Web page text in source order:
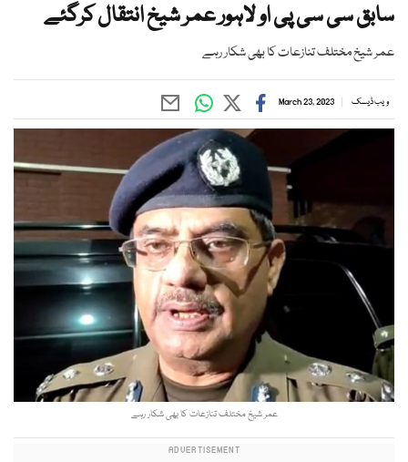
سابق سی سی پی او لاہور عمر شیخ انتقال کرگئے
عمر شیخ مختلف تنازعات کا بھی شکار رہے
ویب ڈیسک March 23, 2023
عمر شیخ مختلف تنازعات کا بھی شکار رہے